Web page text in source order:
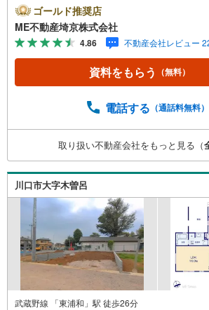
ご希望の日時をご記入いただけます
可能です。■ご来店特典1.ご見学、ご
入でもれなく3、000円のQUOカード
限り後日郵送）2.未公開の物件情報
入、ご売却、太陽光発電システム
介でもれなくQUOカード3、000円
円のご紹介料をお支払いさせて頂き
マイカーでも安心！2.チャイルドス
ーベッド完備3.他にもファミリーに
な』がここにある！ミルク用浄水サ
メニティ、大型個室2部屋、各ブー
ゴールド推奨店
ME不動産埼京株式会社
4.86 不動産会社レビュー
資料をもらう （無料）
電話する （通話料無料）
取り扱い不動産会社をもっと見る（
川口市大字木曽呂
武蔵野線 「東浦和」駅 徒歩26分